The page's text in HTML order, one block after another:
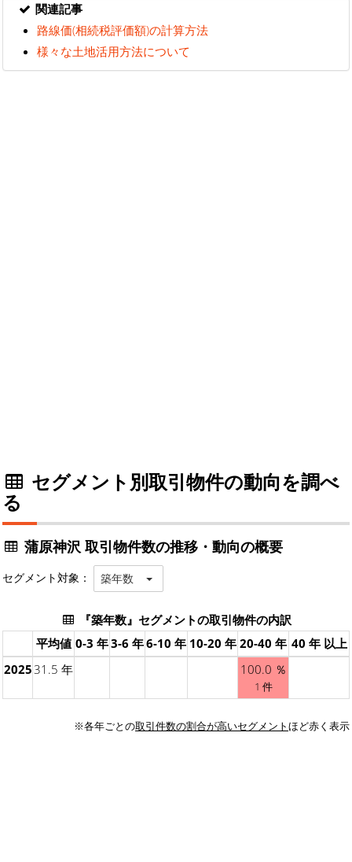
関連記事
路線価(相続税評価額)の計算方法
様々な土地活用方法について
セグメント別取引物件の動向を調べ
る
蒲原神沢 取引物件数の推移・動向の概要
セグメント対象： 築年数
『築年数』セグメントの取引物件の内訳
平均値 0-3 年3-6 年6-10 年 10-20 年 20-40 年 40 年 以上
2025 31.5 年 100.0 ％
1 件
※各年ごとの取引件数の割合が高いセグメントほど赤く表示